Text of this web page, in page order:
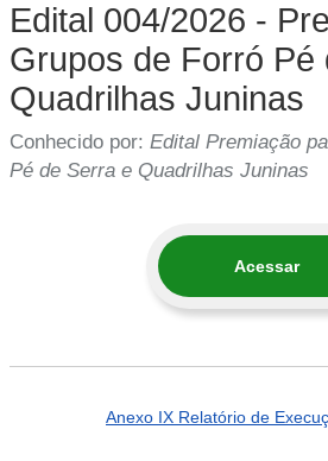
Edital 004/2026 -
Grupos de Forró Pé
Quadrilhas Juninas
Conhecido por: Edital Premiação
Pé de Serra e Quadrilhas Juninas
Acessar
Anexo IX Relatório de